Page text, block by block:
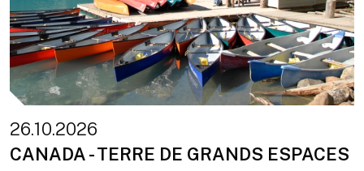
26.10.2026
CANADA - TERRE DE GRANDS ESPACES